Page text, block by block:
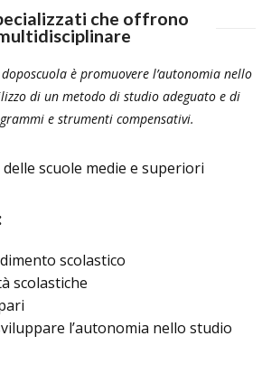
che offrono
è promuovere l’autonomia nello
di un metodo di studio adeguato e di
e strumenti compensativi.
scuole medie e superiori
scolastico
scolastiche
l’autonomia nello studio